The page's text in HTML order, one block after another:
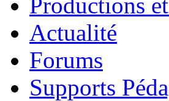
Actualité
Forums
Supports